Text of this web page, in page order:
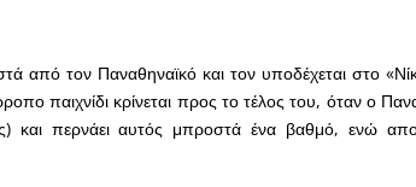
από τον Παναθηναϊκό και τον υποδέχεται στο
παιχνίδι κρίνεται προς το τέλος του, όταν ο
και περνάει αυτός μπροστά ένα βαθμό, ενώ